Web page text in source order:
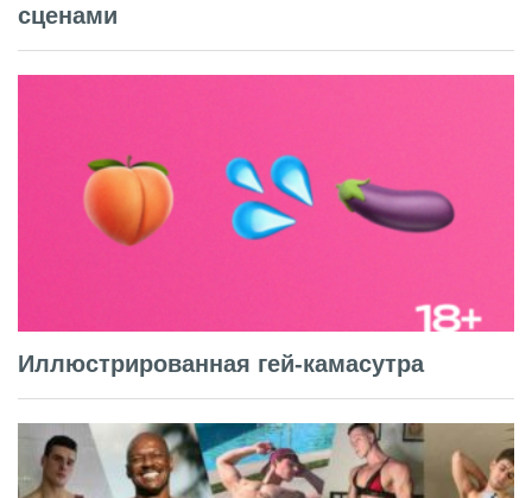
сценами
Иллюстрированная гей-камасутра